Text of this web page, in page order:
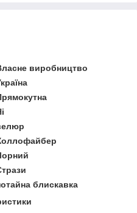
виробництво
блискавка